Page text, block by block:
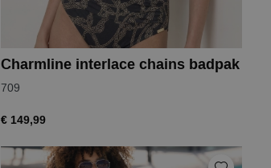
Charmline interlace chains badpak
709
€ 149,99